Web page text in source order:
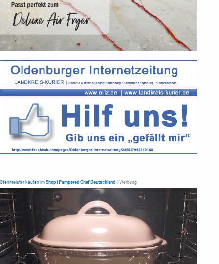
Ofenmeister kaufen im Shop | Pampered Chef Deutschland | Werbung